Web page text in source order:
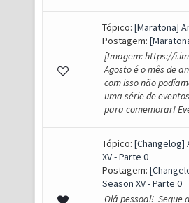
Tópico: [Maratona]
Postagem:
[Imagem: https://
Agosto é o mês de
com isso não
uma série de
para comemorar!
Tópico: [Changelog]
XV - Parte 0
Postagem:
Season XV - Parte 0
Olá pessoal! Segue